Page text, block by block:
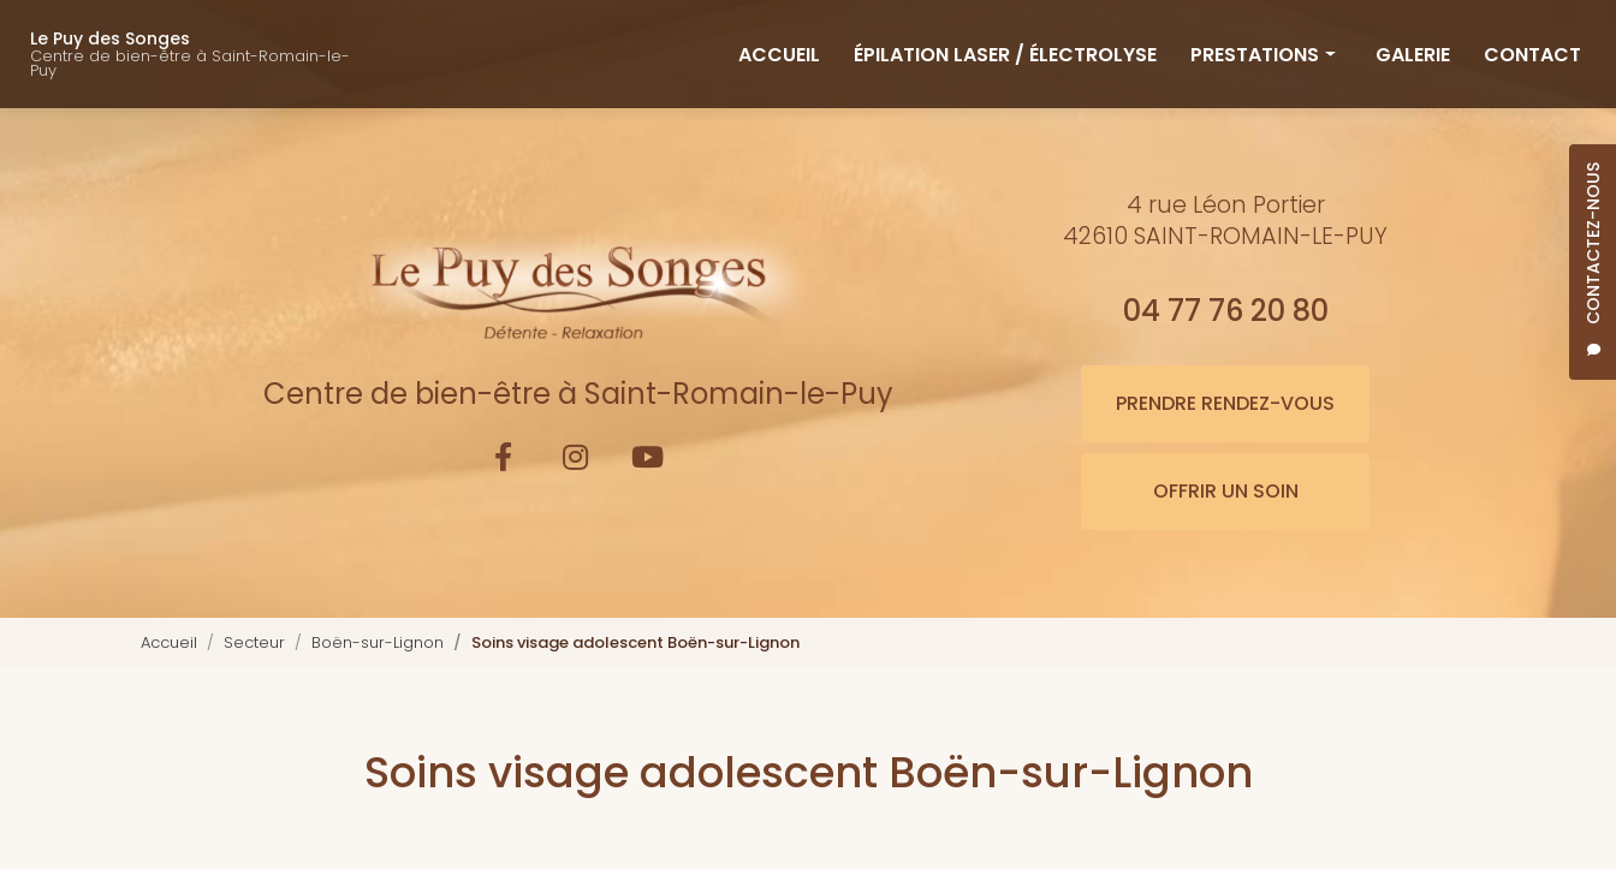
contenu
Le Puy des Songes
Centre de bien-être à Saint-Romain-le-
Puy
CONTACTEZ-NOUS
ACCUEIL
ÉPILATION LASER / ÉLECTROLYSE PRESTATIONS
Minceur
Bienfaits de l'eau
GALERIE CONTACT
Centre de bien-être à Saint-Romain-le-Puy
4 rue Léon Portier
42610 SAINT-ROMAIN-LE-PUY
04 77 76 20 80
PRENDRE RENDEZ-VOUS
OFFRIR UN SOIN
Accueil Secteur Boën-sur-Lignon Soins visage adolescent Boën-sur-Lignon
Soins visage adolescent Boën-sur-Lignon